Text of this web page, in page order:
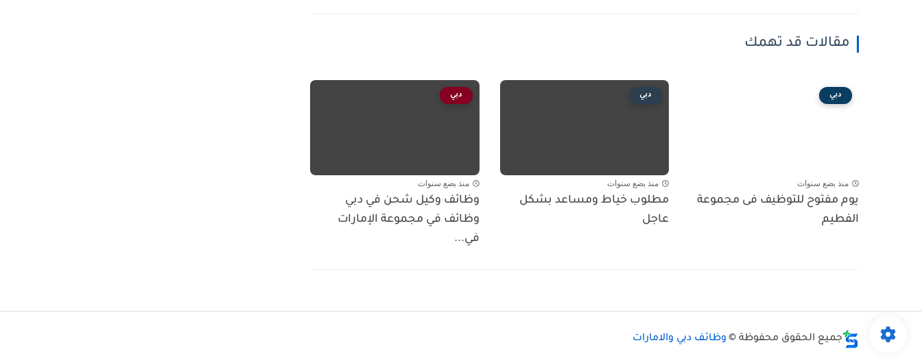
مقالات قد تهمك
دبي
منذ بضع سنوات
يوم مفتوح للتوظيف فى مجموعة
الفطيم
دبي
منذ بضع سنوات
مطلوب خياط ومساعد بشكل
عاجل
دبي
منذ بضع سنوات
وظائف وكيل شحن في دبي
وظائف في مجموعة الإمارات
في...
جميع الحقوق محفوظة © وظائف دبي والامارات